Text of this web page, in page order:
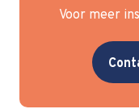
Voor meer